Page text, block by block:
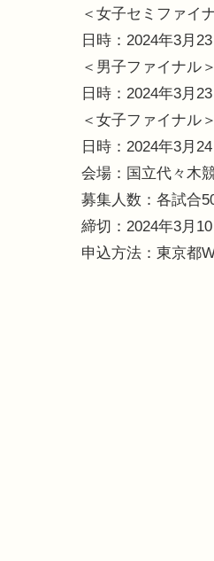
＜女子セミファイ
日時：2024年3月
＜男子ファイナル＞
日時：2024年3月
＜女子ファイナル＞
日時：2024年3月
会場：国立代々木
募集人数：各試合
締切：2024年3月
申込方法：東京都